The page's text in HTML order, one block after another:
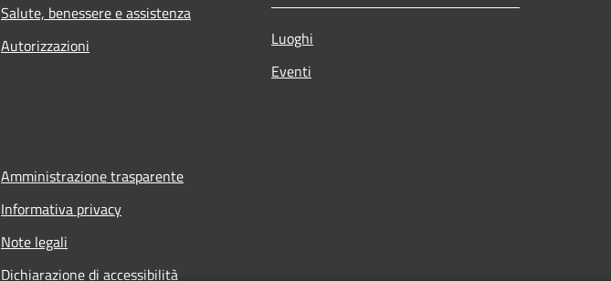
Salute, benessere e assistenza
Autorizzazioni
Luoghi
Eventi
Amministrazione trasparente
Informativa privacy
Note legali
Dichiarazione di accessibilità